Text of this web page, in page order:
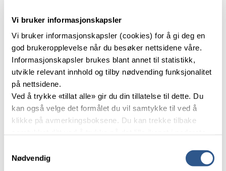
Vi bruker informasjonskapsler
Vi bruker informasjonskapsler (cookies) for å gi deg en
god brukeropplevelse når du besøker nettsidene våre.
Informasjonskapsler brukes blant annet til statistikk,
utvikle relevant innhold og tilby nødvending funksjonalitet
på nettsidene.
Ved å trykke «tillat alle» gir du din tillatelse til dette. Du
kan også velge det formålet du vil samtykke til ved å
klikke på avmerkingsboksene. Du kan trekke tilbake
Nødvendig
banestrekninger
Prioritert til planlegging i 2026
E15 Bedre lokal- og regiontogtilbud på
Østlandet
Effektpakker/tilbuds­forbedringer på denne strekningen